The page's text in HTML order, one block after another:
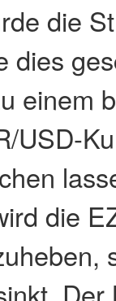
die
dies
einem
USD-
die